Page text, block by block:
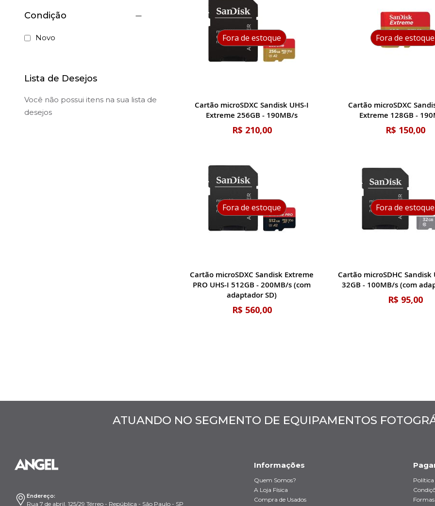
Fora de estoque
Cartão microSDXC Sandisk UHS-I
Extreme 256GB - 190MB/s
R$ 210,00
Fora de estoque
Cartão microSDXC
Extreme 128GB -
R$ 150,00
Fora de estoque
Cartão microSDXC Sandisk Extreme
PRO UHS-I 512GB - 200MB/s (com
adaptador SD)
R$ 560,00
Fora de estoque
Cartão microSDHC Sandisk
32GB - 100MB/s (com
R$ 95,00
Condição
Novo
Lista de Desejos
Você não possui itens na sua lista de
desejos
ATUANDO NO SEGMENTO DE EQUIPAMENTOS
Endereço:
Rua 7 de abril, 125/29 Térreo - República - São Paulo - SP
Informações
Quem Somos?
A Loja Física
Compra de Usados
Política